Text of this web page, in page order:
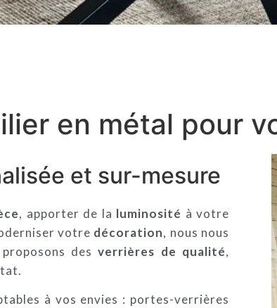
en métal pour
et sur-mesure
, apporter de la luminosité à votre
votre décoration, nous nous
desverrières de qualité,
à vos envies : portes-verrières